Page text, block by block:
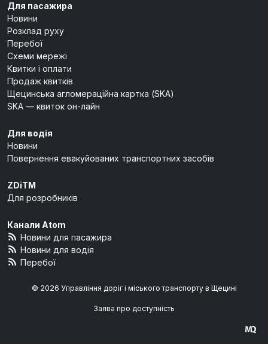
Для пасажира
Новини
Розклад руху
Перебої
Схеми мережі
Квитки і оплати
Продаж квитків
Щецинська агломераційна картка (SKA)
SKA — квиток он-лайн
Для водія
Новини
Повернення евакуйованих транспортних засобів
ZDiTM
Для розробників
Канали Atom
Новини для пасажира
Новини для водія
Перебої
© 2026 Управління доріг і міського транспорту в Щецині
Заява про доступність